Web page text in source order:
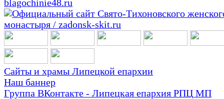
Сайты и храмы Липецкой епархии
Наш баннер
Группа ВКонтакте - Липецкая епархия РПЦ МП